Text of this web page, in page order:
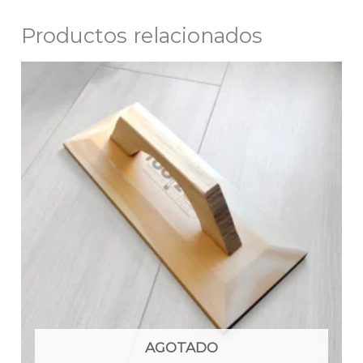
Productos relacionados
AGOTADO